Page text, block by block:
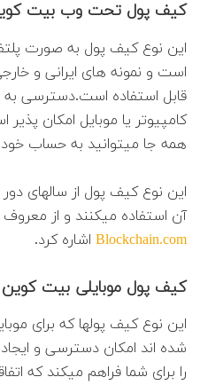
کیف پول تحت وب بیت
این نوع کیف پول به صورت
است و نمونه های ایرانی و
قابل استفاده است.دسترسی به
کامپیوتر یا موبایل امکان
همه جا میتوانید به حساب
این نوع کیف پول از سالهای دور
آن استفاده میکنند و از
Blockchain.com اشاره کرد.
کیف پول موبایلی بیت کوین
شده اند امکان دسترسی و
را برای شما فراهم میکند که